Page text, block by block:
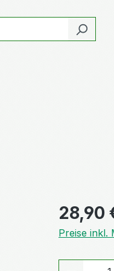
Regulärer
28,90
Preise inkl.